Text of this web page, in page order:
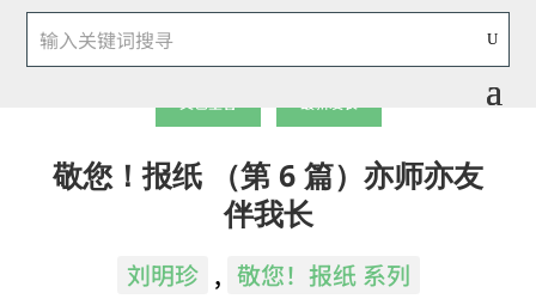
敬您！报纸 （第 6 篇）亦师亦友
伴我长
刘明珍 , 敬您！报纸 系列